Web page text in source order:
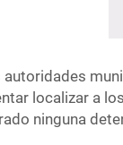
autoridades
localizar a
ninguna